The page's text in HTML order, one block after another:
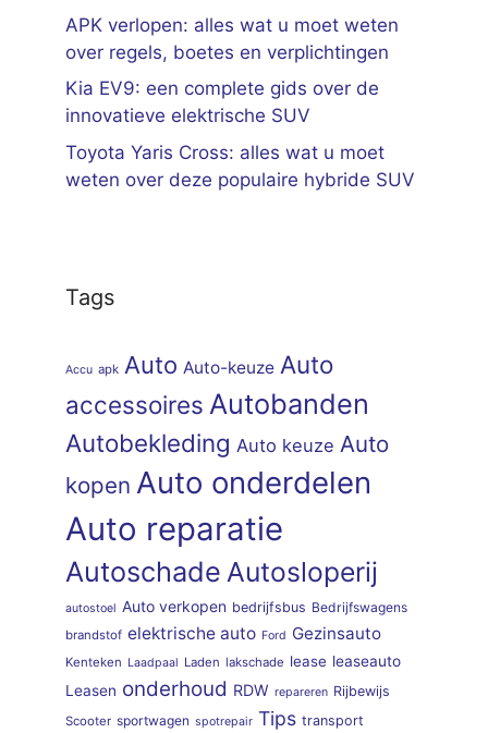
APK verlopen: alles wat u moet weten
over regels, boetes en verplichtingen
Kia EV9: een complete gids over de
innovatieve elektrische SUV
Toyota Yaris Cross: alles wat u moet
weten over deze populaire hybride SUV
Tags
Accu apk Auto Auto-keuze Auto
accessoires Autobanden
Autobekleding Auto keuze Auto
kopen Auto onderdelen
Auto reparatie
Autoschade Autosloperij
autostoel Auto verkopen bedrijfsbus Bedrijfswagens
brandstof elektrische auto Ford Gezinsauto
Kenteken Laadpaal Laden lakschade lease leaseauto
Leasen onderhoud RDW repareren Rijbewijs
Scooter sportwagen spotrepair Tips transport